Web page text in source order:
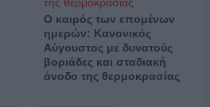
Ο καιρός των επομένων
ημερών: Κανονικός
Αύγουστος με δυνατούς
βοριάδες και σταδιακή
άνοδο της θερμοκρασίας